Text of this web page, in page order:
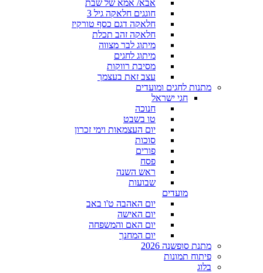
אבא/ אמא של שבת
חוגגים חלאקה גיל 3
חלאקה דגם כסף טורקיז
חלאקה זהב תכלת
מיתוג לבר מצווה
מיתוג לחגים
מסיבת רווקות
עצב זאת בעצמך
מתנות לחגים ומועדים
חגי ישראל
חנוכה
טו בשבט
יום העצמאות וימי זכרון
סוכות
פורים
פסח
ראש השנה
שבועות
מועדים
יום האהבה ט'ו באב
יום האישה
יום האם והמשפחה
יום המחנך
מתנת סופשנה 2026
פיתוח תמונות
בלוג